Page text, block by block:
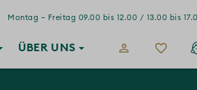
Montag – Freitag 09.00 bis 12.00 / 13.00 bis
ÜBER UNS